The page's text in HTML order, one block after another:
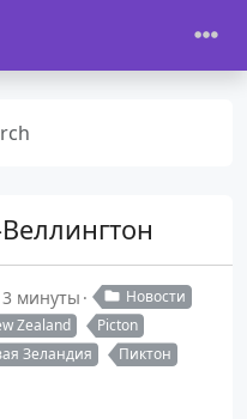
3 минуты
Новости
Zealand
Picton
Зеландия
Пиктон